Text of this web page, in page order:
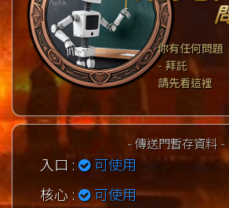
你有任何問題
- 拜託
請先看這裡
- 傳送門暫存資料 -
入口 :
可使用
核心 :
可使用